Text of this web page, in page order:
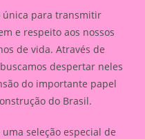
única para transmitir
e respeito aos nossos
de vida. Através de
despertar neles
do importante papel
do Brasil.
seleção especial de